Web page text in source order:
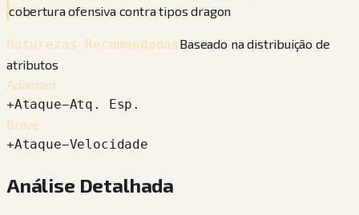
cobertura ofensiva contra tipos dragon
Naturezas RecomendadasBaseado na distribuição de
atributos
Adamant
+Ataque−Atq. Esp.
Brave
+Ataque−Velocidade
Análise Detalhada